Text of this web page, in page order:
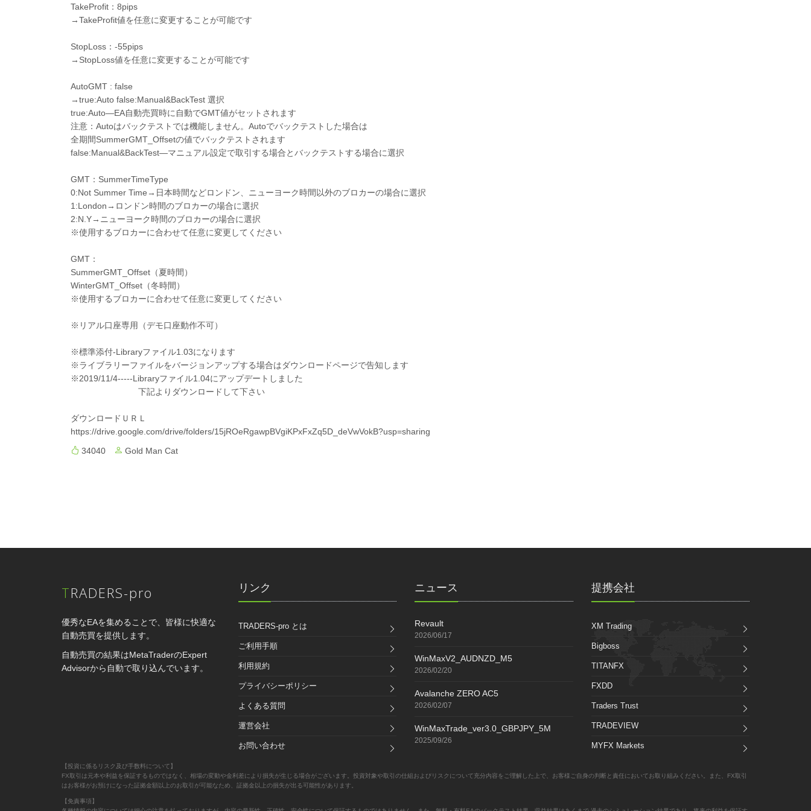
TakeProfit：8pips
→TakeProfit値を任意に変更することが可能です
StopLoss：-55pips
→StopLoss値を任意に変更することが可能です
AutoGMT : false
→true:Auto false:Manual&BackTest 選択
true:Auto—EA自動売買時に自動でGMT値がセットされます
注意：Autoはバックテストでは機能しません。Autoでバックテストした場合は
全期間SummerGMT_Offsetの値でバックテストされます
false:Manual&BackTest—マニュアル設定で取引する場合とバックテストする場合に選択
GMT：SummerTimeType
0:Not Summer Time→日本時間などロンドン、ニューヨーク時間以外のブロカーの場合に選択
1:London→ロンドン時間のブロカーの場合に選択
2:N.Y→ニューヨーク時間のブロカーの場合に選択
※使用するブロカーに合わせて任意に変更してください
GMT：
SummerGMT_Offset（夏時間）
WinterGMT_Offset（冬時間）
※使用するブロカーに合わせて任意に変更してください
※リアル口座専用（デモ口座動作不可）
※標準添付-Libraryファイル1.03になります
※ライブラリーファイルをバージョンアップする場合はダウンロードページで告知します
※2019/11/4-----Libraryファイル1.04にアップデートしました
下記よりダウンロードして下さい
ダウンロードＵＲＬ
https://drive.google.com/drive/folders/15jROeRgawpBVgiKPxFxZq5D_deVwVokB?usp=sharing
34040
Gold Man Cat
TRADERS-pro
優秀なEAを集めることで、皆様に快適な
自動売買を提供します。
自動売買の結果はMetaTraderのExpert
Advisorから自動で取り込んでいます。
リンク
TRADERS-pro とは
ご利用手順
利用規約
プライバシーポリシー
よくある質問
運営会社
お問い合わせ
ニュース
Revault
2026/06/17
WinMaxV2_AUDNZD_M5
2026/02/20
Avalanche ZERO AC5
2026/02/07
WinMaxTrade_ver3.0_GBPJPY_5M
2025/09/26
提携会社
XM Trading
Bigboss
TITANFX
FXDD
Traders Trust
TRADEVIEW
MYFX Markets
【投資に係るリスク及び手数料について】
FX取引は元本や利益を保証するものではなく、相場の変動や金利差により損失が生じる場合がございます。投資対象や取引の仕組およびリスクについて充分内容をご理解した上で、お客様ご自身の判断と責任においてお取り組みください。また、FX取引
はお客様がお預けになった証拠金額以上のお取引が可能なため、証拠金以上の損失が出る可能性があります。
【免責事項】